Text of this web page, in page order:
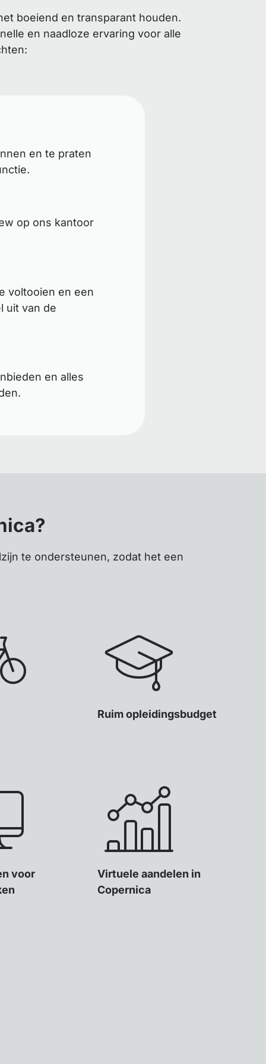
boeiend en transparant houden.
en naadloze ervaring voor alle
en te praten
op ons kantoor
voltooien en een
uit van de
en alles
te ondersteunen, zodat het een
Ruim opleidingsbudget
voor
Virtuele aandelen in
Copernica